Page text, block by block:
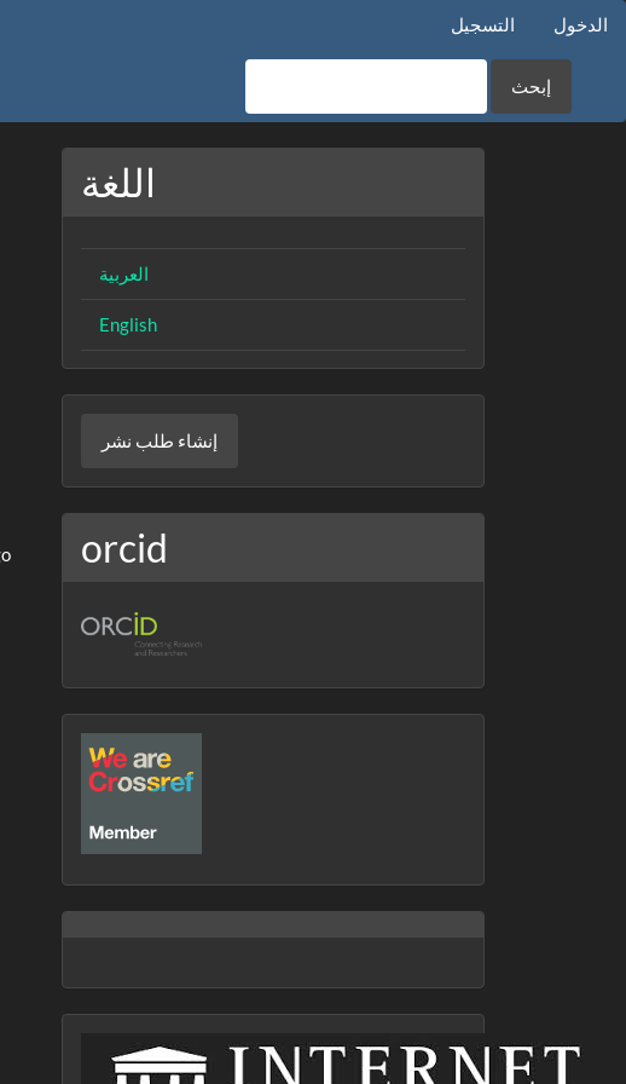
التسجيل الدخول
إبحث
اللغة
العربية
English
طلب
نشر
إنشاء طلب نشر
orcid
crossref
archive